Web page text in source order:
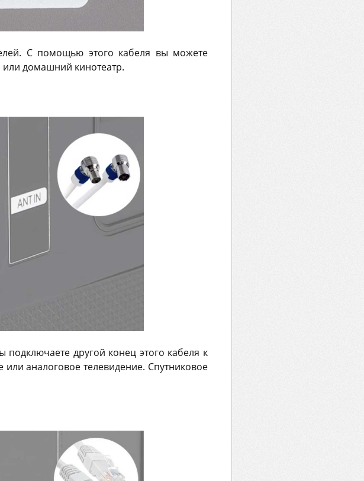
С помощью этого кабеля вы можете
или домашний кинотеатр.
другой конец этого кабеля к
аналоговое телевидение. Спутниковое